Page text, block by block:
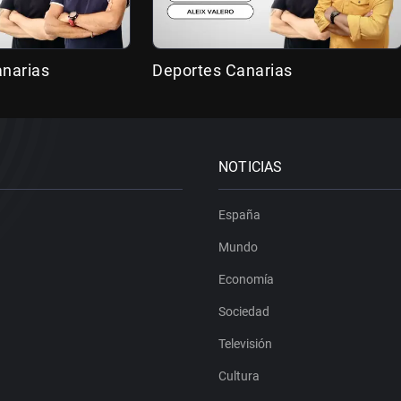
Deportes Canarias
NOTICIAS
España
Mundo
Economía
Sociedad
Televisión
Cultura